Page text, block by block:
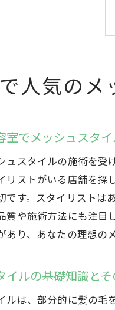
人気のメ
室でメッシュスタ
ュスタイルの施術を受
リストがいる店舗を探
です。スタイリストは
質や施術方法にも注目
あり、あなたの理想の
イルの基礎知識と
ルは、部分的に髪の毛